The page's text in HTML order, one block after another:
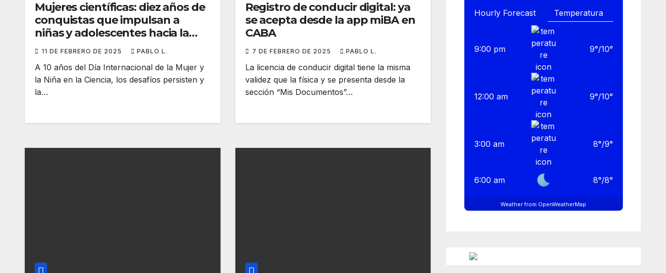
Mujeres científicas: diez años de
conquistas que impulsan a
niñas y adolescentes hacia la
ciencia
11 DE FEBRERO DE 2025 PABLO L.
A 10 años del Día Internacional de la Mujer y
la Niña en la Ciencia, los desafíos persisten y
la…
Registro de conducir digital: ya
se acepta desde la app miBA en
CABA
7 DE FEBRERO DE 2025 PABLO L.
La licencia de conducir digital tiene la misma
validez que la física y se presenta desde la
sección “Mis Documentos”…
Hourly Forecast
9:00 pm 9°/10°
12:00 am 9°/10°
3:00 am 8°/9°
6:00 am 8°/8°
Weather from OpenWeatherMap